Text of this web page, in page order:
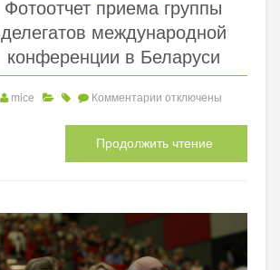
Фотоотчет приема группы
делегатов международной
конференции в Беларуси
mice Комментарии отключены
Продолжить чтение